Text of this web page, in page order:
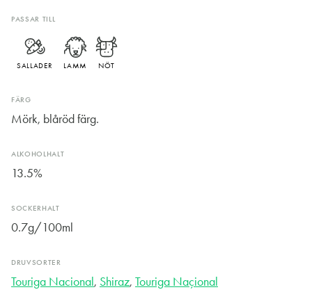
PASSAR TILL
SALLADER LAMM NÖT
FÄRG
Mörk, blåröd färg.
ALKOHOLHALT
13.5%
SOCKERHALT
0.7g/100ml
DRUVSORTER
Touriga Nacional, Shiraz, Touriga Naçional